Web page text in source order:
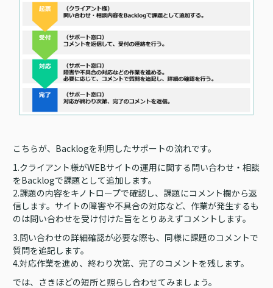
こちらが、Backlogを利用したサポートの流れです。
1.クライアント様がWEBサイトの運用に関する問い合わせ・相談
をBacklogで課題として追加します。
2.課題の内容をキノトロープで確認し、課題にコメント欄から返
信します。サイトの障害や不具合の対応など、作業が発生するも
のは問い合わせを受け付けた旨をとりあえずコメントします。
3.問い合わせの詳細確認が必要な際も、同様に課題のコメントで
質問を追記します。
4.対応作業を進め、終わり次第、完了のコメントを残します。
では、さきほどの短所と照らし合わせてみましょう。